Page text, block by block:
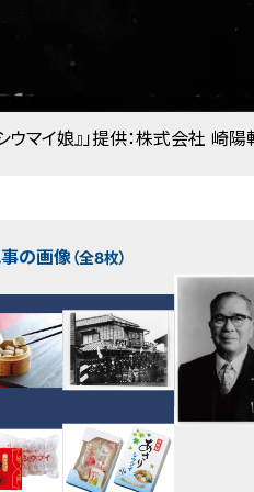
ウマイ娘』」提供：株式会社 崎陽
の画像（全8枚）